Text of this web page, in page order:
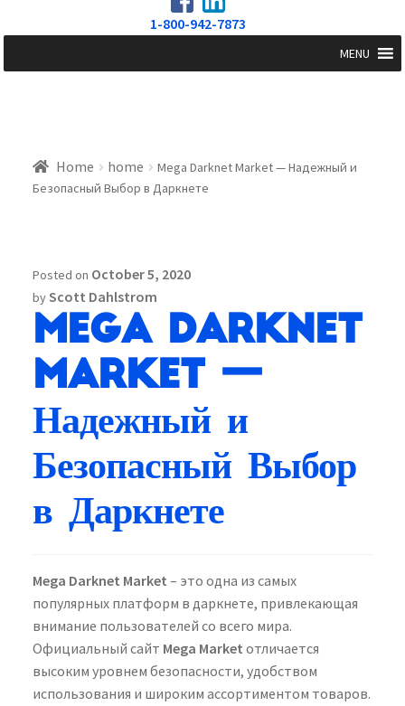
1-800-942-7873
MENU
Home home
Mega Darknet Market — Надежный и
Безопасный Выбор в Даркнете
Posted on October 5, 2020
byScott Dahlstrom
Mega Darknet
Market —
Надежный и
Безопасный Выбор
в Даркнете
Mega Darknet Market – это одна из самых
популярных платформ в даркнете, привлекающая
внимание пользователей со всего мира.
Официальный сайт Mega Market отличается
высоким уровнем безопасности, удобством
использования и широким ассортиментом товаров.